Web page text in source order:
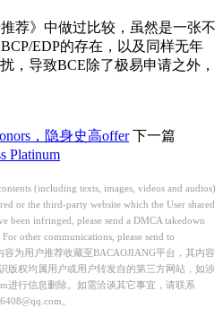
荐》中做过比较，虽然是一张不
EDP的存在，以及同样无年
，导致BCE除了极易申请之外，
，隐身史高offer 下一篇
Platinum
(including texts, images, videos and audios)
or the third-party website which the User shared
infringed, please send a DMCA takedown
other communications, please send to
容为用户推荐收藏至BACAOJIANG平台，其内容
版权均属用户或用户转发自的第三方网站，如涉
进行信息删除。如需洽谈其它事宜，请联系
。